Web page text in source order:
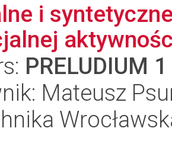
i
PRELUDIUM 1
Mateusz